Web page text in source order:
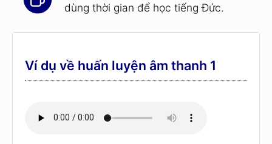
dùng thời gian để học tiếng Đức.
Ví dụ về huấn luyện âm thanh 1